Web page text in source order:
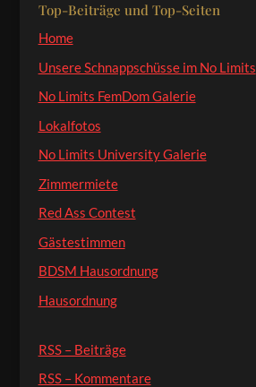
Top-Beiträge und Top-Seiten
Home
Unsere Schnappschüsse im No Limits
No Limits FemDom Galerie
Lokalfotos
No Limits University Galerie
Zimmermiete
Red Ass Contest
Gästestimmen
BDSM Hausordnung
Hausordnung
RSS – Beiträge
RSS – Kommentare